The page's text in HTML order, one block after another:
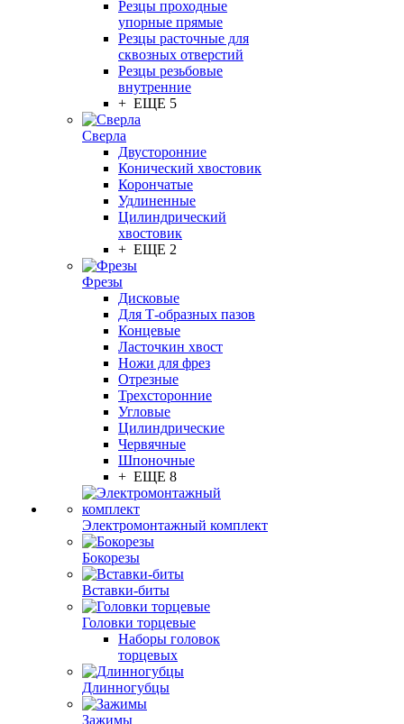
Резцы проходные
упорные прямые
Резцы расточные для
сквозных отверстий
Резцы резьбовые
внутренние
+ ЕЩЕ 5
Сверла
Двусторонние
Конический хвостовик
Корончатые
Удлиненные
Цилиндрический
хвостовик
+ ЕЩЕ 2
Фрезы
Дисковые
Для Т-образных пазов
Концевые
Ласточкин хвост
Ножи для фрез
Отрезные
Трехсторонние
Угловые
Цилиндрические
Червячные
Шпоночные
+ ЕЩЕ 8
Электромонтажный комплект
Бокорезы
Вставки-биты
Головки торцевые
Наборы головок
торцевых
Длинногубцы
Зажимы